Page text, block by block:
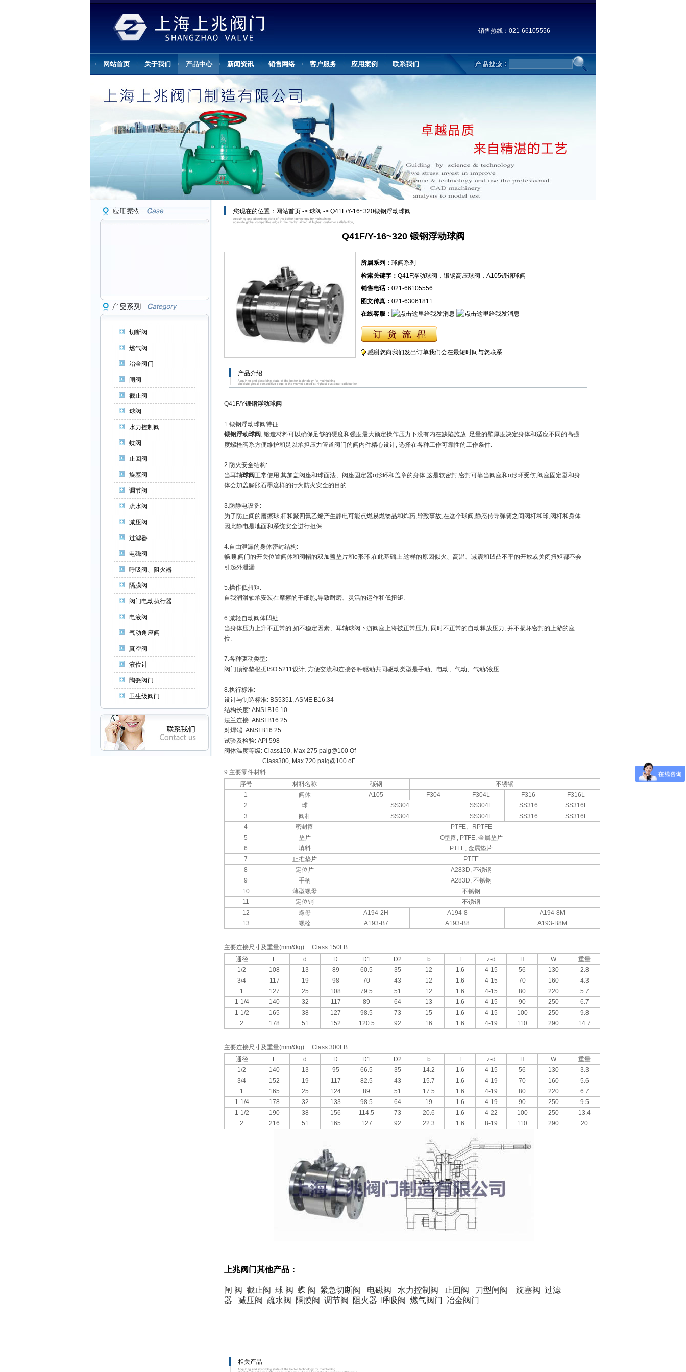
销售热线：021-66105556
网站首页 关于我们 产品中心 新闻资讯 销售网络 客户服务 应用案例 联系我们
切断阀
燃气阀
冶金阀门
闸阀
截止阀
球阀
水力控制阀
蝶阀
止回阀
旋塞阀
调节阀
疏水阀
减压阀
过滤器
电磁阀
呼吸阀、阻火器
隔膜阀
阀门电动执行器
电液阀
气动角座阀
真空阀
液位计
陶瓷阀门
卫生级阀门
您现在的位置： 网站首页 -> 球阀 -> Q41F/Y-16~320锻钢浮动球阀
Q41F/Y-16~320 锻钢浮动球阀
所属系列： 球阀系列
检索关键字： Q41F浮动球阀，锻钢高压球阀，A105锻钢球阀
销售电话： 021-66105556
图文传真： 021-63061811
在线客服：
感谢您向我们发出订单我们会在最短时间与您联系
产品介绍
Q41F/Y锻钢浮动球阀
1.锻钢浮动球阀特征:
锻钢浮动球阀 , 锻造材料可以确保足够的硬度和强度最大额定操作压力下没有内在缺陷施放. 足量的壁厚度决定身体和适应不同的高强
度螺栓阀系方便维护和足以承担压力管道阀门的阀内件精心设计, 选择在各种工作可靠性的工作条件.
2.防火安全结构:
当耳轴球阀正常使用,其加盖阀座和球面法、阀座固定器o形环和盖章的身体,这是软密封,密封可靠当阀座和o形环受伤,阀座固定器和身
体会加盖膨胀石墨这样的行为防火安全的目的.
3.防静电设备:
为了防止间的磨擦球,杆和聚四氟乙烯产生静电可能点燃易燃物品和炸药,导致事故,在这个球阀,静态传导弹簧之间阀杆和球,阀杆和身体
因此静电是地面和系统安全进行担保.
4.自由泄漏的身体密封结构:
畅顺,阀门的开关位置阀体和阀帽的双加盖垫片和o形环,在此基础上,这样的原因似火、高温、减震和凹凸不平的开放或关闭扭矩都不会
引起外泄漏.
5.操作低扭矩:
自我润滑轴承安装在摩擦的干细胞,导致耐磨、灵活的运作和低扭矩.
6.减轻自动阀体凹处:
当身体压力上升不正常的,如不稳定因素、耳轴球阀下游阀座上将被正常压力, 同时不正常的自动释放压力, 并不损坏密封的上游的座
位.
7.各种驱动类型:
阀门顶部垫根据ISO 5211设计, 方便交流和连接各种驱动共同驱动类型是手动、电动、气动、气动/液压.
8.执行标准:
设计与制造标准: BS5351, ASME B16.34
结构长度: ANSI B16.10
法兰连接: ANSI B16.25
对焊端: ANSI B16.25
试验及检验: API 598
阀体温度等级: Class150, Max 275 paig@100 Of
Class300, Max 720 paig@100 oF
9.主要零件材料
序号
材料名称 碳钢
不锈钢
1
阀体 A105 F304 F304L F316
F316L
2
球 SS304 SS304L SS316
SS316L
3
阀杆 SS304 SS304L SS316
SS316L
4
密封圈 PTFE、
RPTFE
5
垫片 O型圈 , PTFE, 金属垫片
6
填料 PTFE, 金属垫片
7
止推垫片
PTFE
8
定位片 A283D, 不锈钢
9
手柄 A283D, 不锈钢
10
薄型螺母
不锈钢
11
定位销
不锈钢
12
螺母 A194-2H A194-8
A194-8M
13
螺栓 A193-B7 A193-B8 A193-B8M
主要连接尺寸及重量(mm&kg)
Class 150LB
通径
L d D D1 D2 b f z-d H W
重量
1/2
108 13 89 60.5 35 12 1.6 4-15 56 130
2.8
3/4
117 19 98 70 43 12 1.6 4-15 70 160
4.3
1
127 25 108 79.5 51 12 1.6 4-15 80 220
5.7
1-1/4
140 32 117 89 64 13 1.6 4-15 90 250
6.7
1-1/2
165 38 127 98.5 73 15 1.6 4-15 100 250
9.8
2
178 51 152 120.5 92 16 1.6 4-19 110 290 14.7
主要连接尺寸及重量(mm&kg)
Class 300LB
通径
L d D D1 D2 b f z-d H W
重量
1/2
140 13 95 66.5 35 14.2 1.6 4-15 56 130
3.3
3/4
152 19 117 82.5 43 15.7 1.6 4-19 70 160
5.6
1
165 25 124 89 51 17.5 1.6 4-19 80 220
6.7
1-1/4
178 32 133 98.5 64 19 1.6 4-19 90 250
9.5
1-1/2
190 38 156 114.5 73 20.6 1.6 4-22 100 250
13.4
2
216 51 165 127 92 22.3 1.6 8-19 110 290 20
上兆阀门其他产品：
闸 阀 截止阀 球 阀 蝶 阀 紧急切断阀 电磁阀 水力控制阀 止回阀 刀型闸阀 旋塞阀 过滤
器
减压阀 疏水阀 隔膜阀 调节阀 阻火器 呼吸阀 燃气阀门 冶金阀门
相关产品